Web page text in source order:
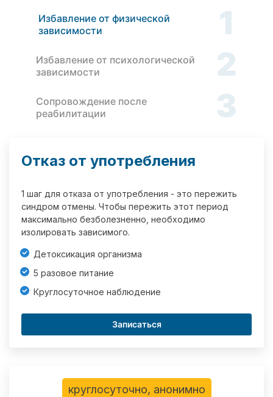
Избавление от физической
зависимости
1
Избавление от психологической
зависимости
2
Сопровождение после
реабилитации
3
Отказ от употребления
1 шаг для отказа от употребления - это пережить
синдром отмены. Чтобы пережить этот период
максимально безболезненно, необходимо
изолировать зависимого.
Детоксикация организма
5 разовое питание
Круглосуточное наблюдение
Записаться
круглосуточно, анонимно